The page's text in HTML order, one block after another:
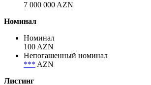
7 000 000 AZN
7 000 000 AZN
Номинал
100 AZN